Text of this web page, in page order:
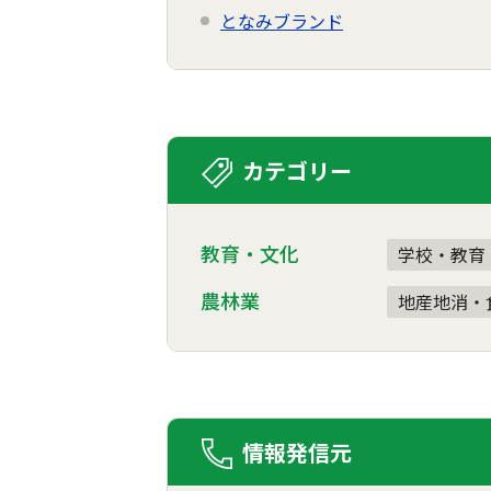
となみブランド
カテゴリー
教育・文化 学校・教育
農林業 地産地消・
情報発信元